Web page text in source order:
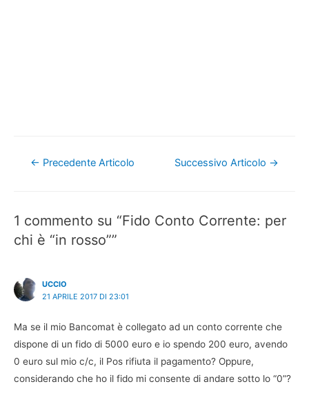
Navigazione
← Precedente Articolo Successivo Articolo →
1 commento su “Fido Conto Corrente: per
chi è “in rosso””
UCCIO
21 APRILE 2017 DI 23:01
Ma se il mio Bancomat è collegato ad un conto corrente che
dispone di un fido di 5000 euro e io spendo 200 euro, avendo
0 euro sul mio c/c, il Pos rifiuta il pagamento? Oppure,
considerando che ho il fido mi consente di andare sotto lo “0”?